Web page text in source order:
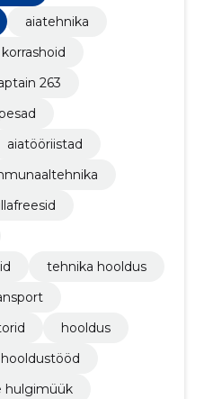
aiatehnika
korrashoid
263
aiatööriistad
tehnika hooldus
hooldus
hooldustööd
hulgimüük